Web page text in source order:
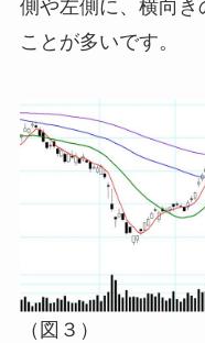
側や左側に、横向
ことが多いです。
（図３）